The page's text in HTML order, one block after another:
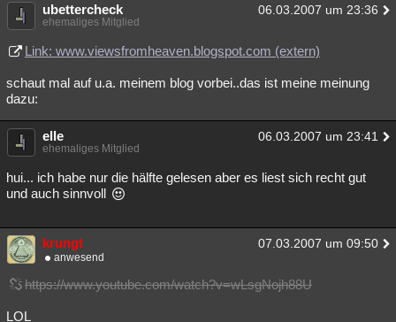
Menschen Wissenschaft Mystery Kriminalfälle
Spiritualität Verschwörungen Technologie Ufologie
Natur Umfragen Unterhaltung
Philosophie Literatur
Astronomie Helpdesk Gruppen Gaming Filme
Übersichten
Besucht Teilgenommen
Lesenswert
ubettercheck 06.03.2007 um 23:36
ehemaliges Mitglied
Link: www.viewsfromheaven.blogspot.com (extern)
schaut mal auf u.a. meinem blog vorbei..das ist meine meinung
dazu:
elle 06.03.2007 um 23:41
ehemaliges Mitglied
hui... ich habe nur die hälfte gelesen aber es liest sich recht gut
und auch sinnvoll
krungt 07.03.2007 um 09:50
anwesend
https://www.youtube.com/watch?v=wLsgNojh88U
LOL